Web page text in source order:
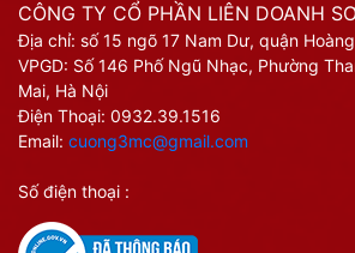
CÔNG TY CỔ PHẦN LIÊN DOANH
Địa chỉ: số 15 ngõ 17 Nam Dư, quận
VPGD: Số 146 Phố Ngũ Nhạc, Phường
Mai, Hà Nội
Điện Thoại: 0932.39.1516
Email: cuong3mc@gmail.com
Số điện thoại :